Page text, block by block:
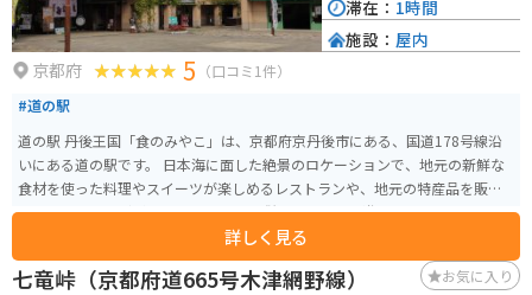
京都府 5 （口コミ1件）
#道の駅
道の駅 丹後王国「食のみやこ」は、京都府京丹後市にある、国道178号線沿
いにある道の駅です。 日本海に面した絶景のロケーションで、地元の新鮮な
食材を使った料理やスイーツが楽しめるレストランや、地元の特産品を販売
するショップなどがあります。 また、併設されている遊園地「ちびっこ王
国」には、ゴーカートや観覧車などのアトラクションがあり、家族連れで楽
しむことができます。 バイクで訪れる場合、日本海沿いの美しい景色を眺め
ながらのツーリングがおすすめです。 道の駅には、広々とした駐車場が完備
詳しく見る
滞在： 1時間
施設： 屋内
七竜峠（京都府道665号木津網野線） お気に入り